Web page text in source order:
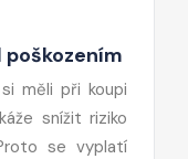
měli při koupi
snížit riziko
se vyplatí